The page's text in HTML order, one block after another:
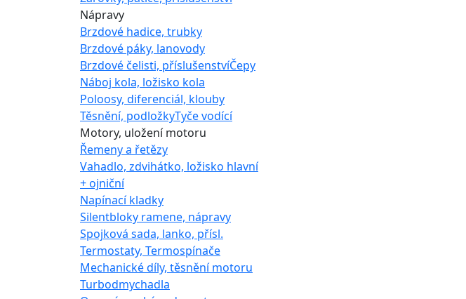
Nápravy
Brzdové hadice, trubky
Brzdové páky, lanovody
Brzdové čelisti, příslušenstvíČepy
Náboj kola, ložisko kola
Poloosy, diferenciál, klouby
Těsnění, podložkyTyče vodící
Motory, uložení motoru
Řemeny a řetězy
Vahadlo, zdvihátko, ložisko hlavní
+ ojniční
Napínací kladky
Silentbloky ramene, nápravy
Spojková sada, lanko, přísl.
Termostaty, Termospínače
Mechanické díly, těsnění motoru
Turbodmychadla